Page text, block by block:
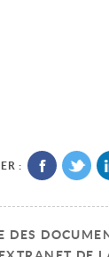
:
DES